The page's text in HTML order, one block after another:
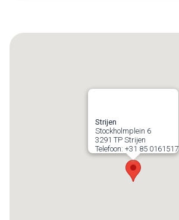
Strijen
Stockholmplein 6
3291 TP Strijen
Telefoon: +31 85 0161517